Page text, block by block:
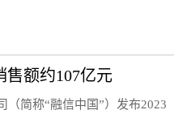
售额约107亿元
（简称“融信中国”）发布2023